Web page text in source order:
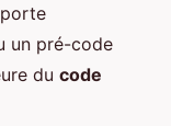
un pré-code
du code